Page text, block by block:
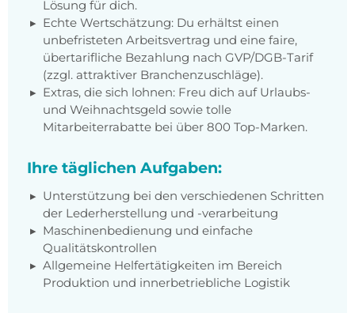
Lösung für dich.
Echte Wertschätzung: Du erhältst einen
unbefristeten Arbeitsvertrag und eine faire,
übertarifliche Bezahlung nach GVP/DGB-Tarif
(zzgl. attraktiver Branchenzuschläge).
Extras, die sich lohnen: Freu dich auf Urlaubs-
und Weihnachtsgeld sowie tolle
Mitarbeiterrabatte bei über 800 Top-Marken.
Ihre täglichen Aufgaben:
Unterstützung bei den verschiedenen Schritten
der Lederherstellung und -verarbeitung
Maschinenbedienung und einfache
Qualitätskontrollen
Allgemeine Helfertätigkeiten im Bereich
Produktion und innerbetriebliche Logistik